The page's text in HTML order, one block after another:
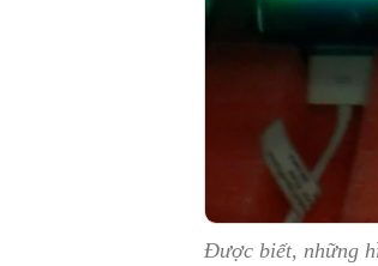
Được biết, những